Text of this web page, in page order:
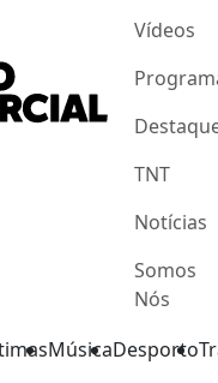
Vídeos
TNT
Notícias
Somos
Nós
MúsicaDesporto